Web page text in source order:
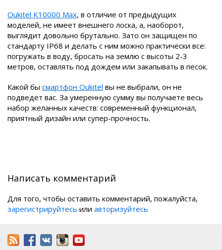
Oukitel K10000 Max, в отличие от предыдущих
моделей, не имеет внешнего лоска, а, наоборот,
выглядит довольно брутально. Зато он защищен по
стандарту IP68 и делать с ним можно практически все:
погружать в воду, бросать на землю с высоты 2-3
метров, оставлять под дождем или закапывать в песок.
Какой бы смартфон Oukitel вы не выбрали, он не
подведет вас. За умеренную сумму вы получаете весь
набор желанных качеств: современный функционал,
приятный дизайн или супер-прочность.
Написать комментарий
Для того, чтобы оставить комментарий, пожалуйста,
зарегистрируйтесь или авторизуйтесь